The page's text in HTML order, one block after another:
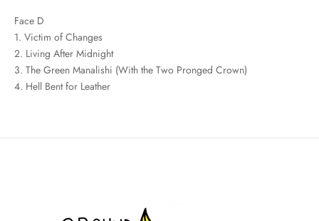
Face D
1. Victim of Changes
2. Living After Midnight
3. The Green Manalishi (With the Two Pronged Crown)
4. Hell Bent for Leather